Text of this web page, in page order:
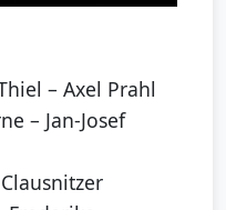
– Axel Prahl
– Jan-Josef